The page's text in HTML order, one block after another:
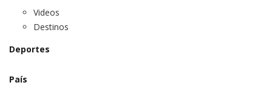
Videos
Destinos
Deportes
País